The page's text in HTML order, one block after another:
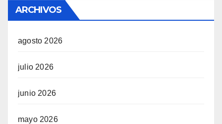
ARCHIVOS
agosto 2026
julio 2026
junio 2026
mayo 2026